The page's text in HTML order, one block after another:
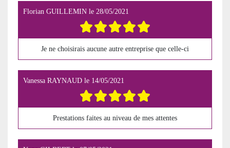
Florian GUILLEMIN le 28/05/2021
Je ne choisirais aucune autre entreprise que celle-ci
Vanessa RAYNAUD le 14/05/2021
Prestations faites au niveau de mes attentes